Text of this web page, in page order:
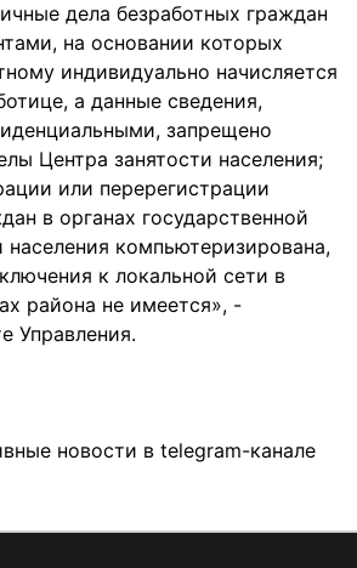
дела безработных граждан
на основании которых
индивидуально начисляется
а данные сведения,
запрещено
Центра занятости населения;
или перерегистрации
в органах государственной
населения компьютеризирована,
к локальной сети в
района не имеется», -
Управления.
новости в telegram-канале